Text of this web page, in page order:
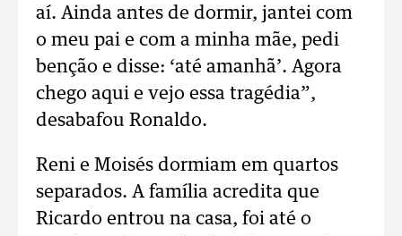
aí. Ainda antes de dormir, jantei com
o meu pai e com a minha mãe, pedi
benção e disse: ‘até amanhã’. Agora
chego aqui e vejo essa tragédia”,
desabafou Ronaldo.
Reni e Moisés dormiam em quartos
separados. A família acredita que
Ricardo entrou na casa, foi até o